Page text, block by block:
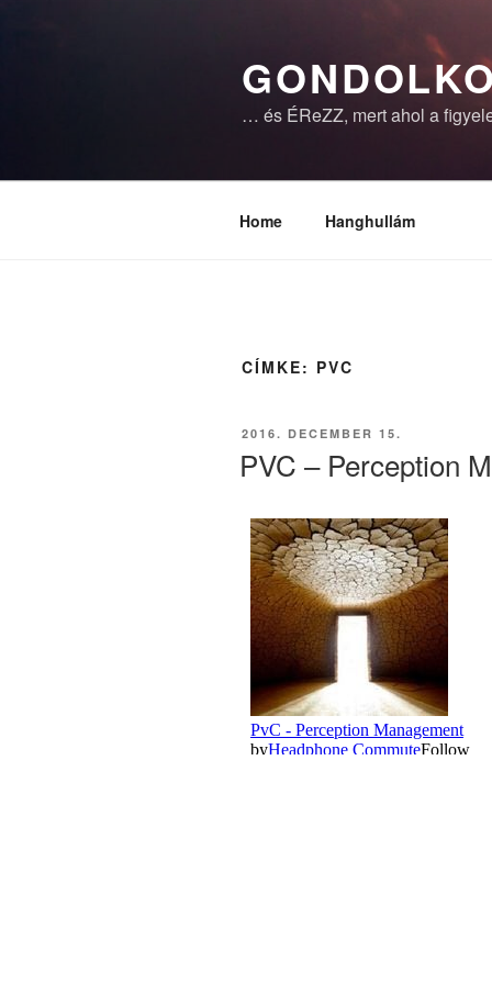
… és ÉReZZ, mert ahol a
Home Hanghullám
CÍMKE: PVC
BEKÜLDVE:
2016. DECEMBER 15.
PVC – Perception